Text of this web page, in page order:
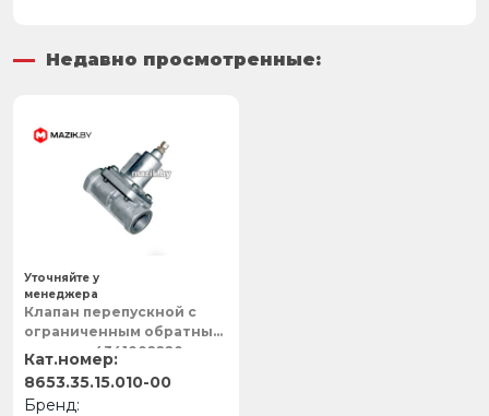
Недавно просмотренные:
Клапан перепускной с
ограниченным обратным
потоком 4341002220,
8653.35.15.010-00
Уточняйте у
менеджера